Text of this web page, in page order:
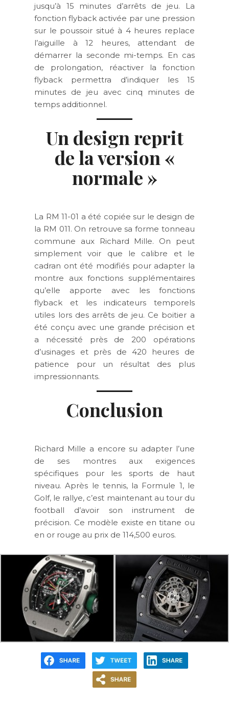
jusqu’à 15 minutes d’arrêts de jeu. La
fonction flyback activée par une pression
sur le poussoir situé à 4 heures replace
l’aiguille à 12 heures, attendant de
démarrer la seconde mi-temps. En cas
de prolongation, réactiver la fonction
flyback permettra d’indiquer les 15
minutes de jeu avec cinq minutes de
temps additionnel.
Un design reprit
de la version «
normale »
La RM 11-01 a été copiée sur le design de
la RM 011. On retrouve sa forme tonneau
commune aux Richard Mille. On peut
simplement voir que le calibre et le
cadran ont été modifiés pour adapter la
montre aux fonctions supplémentaires
qu’elle apporte avec les fonctions
flyback et les indicateurs temporels
utiles lors des arrêts de jeu. Ce boitier a
été conçu avec une grande précision et
a nécessité près de 200 opérations
d’usinages et près de 420 heures de
patience pour un résultat des plus
impressionnants.
Conclusion
Richard Mille a encore su adapter l’une
de ses montres aux exigences
spécifiques pour les sports de haut
niveau. Après le tennis, la Formule 1, le
Golf, le rallye, c’est maintenant au tour du
football d’avoir son instrument de
précision. Ce modèle existe en titane ou
en or rouge au prix de114,500 euros.